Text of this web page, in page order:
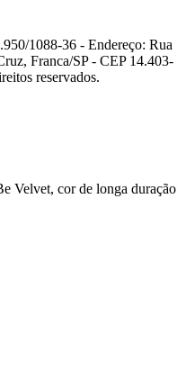
1088-36 - Endereço: Rua
Franca/SP - CEP 14.403-
reservados.
Velvet, cor de longa duração